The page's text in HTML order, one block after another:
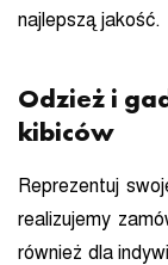
najlepszą jakość.
Odzież i
kibiców
Reprezentuj
realizujemy
również dla